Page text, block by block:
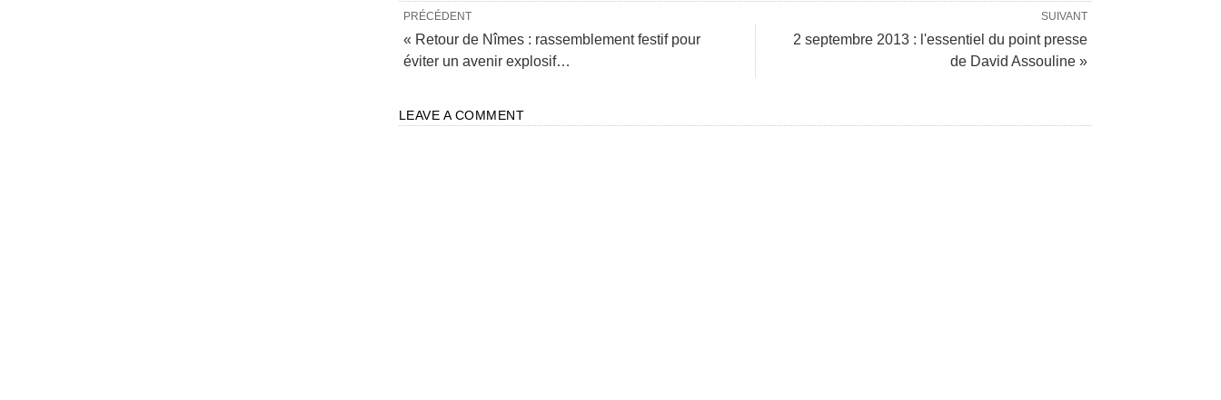
SUIVANT
2 septembre 2013 : l'essentiel du point presse
de David Assouline »
PRÉCÉDENT
« Retour de Nîmes : rassemblement festif pour
éviter un avenir explosif…
LEAVE A COMMENT